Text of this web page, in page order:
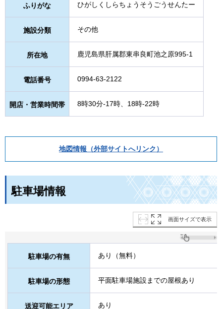
ふりがな ひがしくしらちょうそうごうせんたー
施設分類 その他
所在地 鹿児島県肝属郡東串良町池之原995-1
電話番号 0994-63-2122
開店・営業時間帯 8時30分-17時、18時-22時
地図情報（外部サイトへリンク）
駐車場情報
画面サイズで表示
駐車場の有無 あり（無料）
駐車場の形態 平面駐車場施設までの屋根あり
送迎可能エリア あり